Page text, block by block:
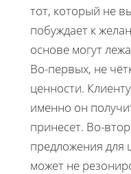
тот, который не
побуждает к
основе могут
Во-первых, не
ценности.
именно он
принесет. Во-
предложения для
может не